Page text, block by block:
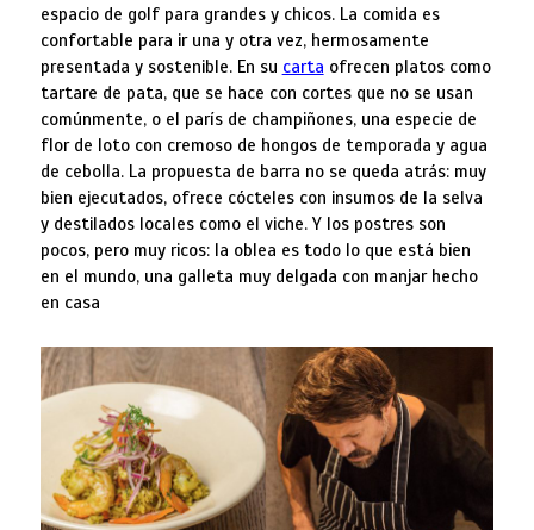
espacio de golf para grandes y chicos. La comida es
confortable para ir una y otra vez, hermosamente
presentada y sostenible. En su carta ofrecen platos como
tartare de pata, que se hace con cortes que no se usan
comúnmente, o el parís de champiñones, una especie de
flor de loto con cremoso de hongos de temporada y agua
de cebolla. La propuesta de barra no se queda atrás: muy
bien ejecutados, ofrece cócteles con insumos de la selva
y destilados locales como el viche. Y los postres son
pocos, pero muy ricos: la oblea es todo lo que está bien
en el mundo, una galleta muy delgada con manjar hecho
en casa